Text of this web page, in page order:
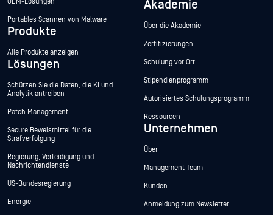
Portables Scannen von Malware
Produkte
Alle Produkte anzeigen
Lösungen
Schützen Sie die Daten, die KI und
Analytik antreiben
Patch Management
Secure Beweismittel für die
Strafverfolgung
Regierung, Verteidigung und
Nachrichtendienste
US-Bundesregierung
Energie
Akademie
Über die Akademie
Zertifizierungen
Schulung vor Ort
Stipendienprogramm
Autorisiertes Schulungsprogramm
Ressourcen
Unternehmen
Über
Management Team
Kunden
Anmeldung zum Newsletter